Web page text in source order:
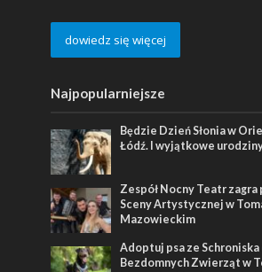
dowiedz się więcej
Najpopularniejsze
Będzie Dzień Słonia w
Łódź. I wyjątkowe
Zespół Nocny Teatr
Sceny Artystycznej w
Mazowieckim
Adoptuj psa ze Schroniska
Bezdomnych Zwierząt w